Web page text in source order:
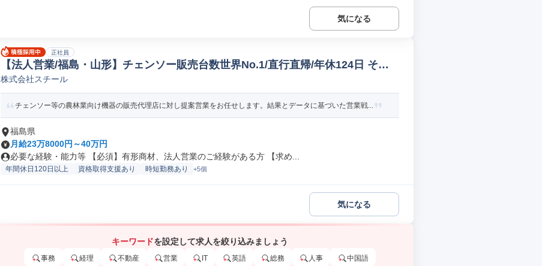
気になる
正社員
【法人営業/福島・山形】チェンソー販売台数世界No.1/直行直帰/年休124日 その
他営業
株式会社スチール
チェンソー等の農林業向け機器の販売代理店に対し提案営業をお任せします。結果とデータに基づいた営業戦...
福島県
月給23万8000円～40万円
必要な経験・能力等 【必須】有形商材、法人営業のご経験がある方 【求め...
年間休日120日以上 資格取得支援あり 時短勤務あり +5個
気になる
キーワードを設定して求人を絞り込みましょう
事務 経理 不動産 営業 IT 英語 総務 人事 中国語